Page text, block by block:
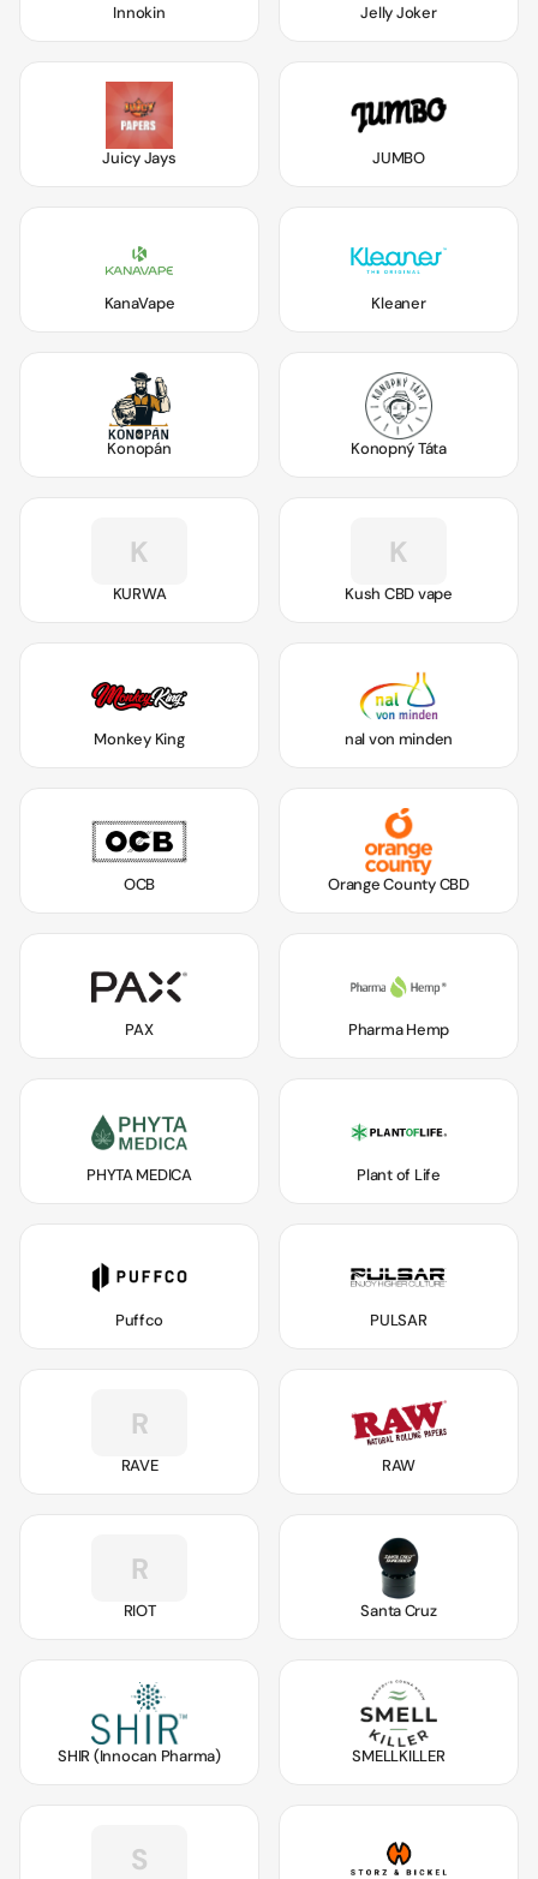
Innokin Jelly Joker
Juicy Jays JUMBO
KanaVape Kleaner
Konopán Konopný Táta
K
KURWA
K
Kush CBD vape
Monkey King nal von minden
OCB Orange County CBD
PAX Pharma Hemp
PHYTA MEDICA Plant of Life
Puffco PULSAR
R
RAVE RAW
R
RIOT Santa Cruz
SHIR (Innocan Pharma) SMELLKILLER
S